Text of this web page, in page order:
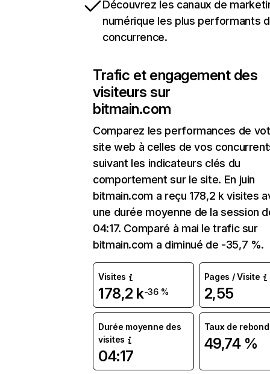
Découvrez les canaux de
numérique les plus performants
concurrence.
Trafic et engagement des
visiteurs sur
bitmain.com
Comparez les performances de
site web à celles de vos
suivant les indicateurs clés du
comportement sur le site. En juin
bitmain.com a reçu 178,2 k visites
une durée moyenne de la session
04:17. Comparé à mai le trafic sur
bitmain.com a diminué de -35,7 %.
Visites
178,2 k-36 %
Pages / Visite
2,55
Durée moyenne des
visites
04:17
Taux de rebond
49,74 %